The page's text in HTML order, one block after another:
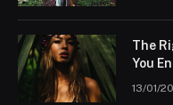
The
You
13/01/